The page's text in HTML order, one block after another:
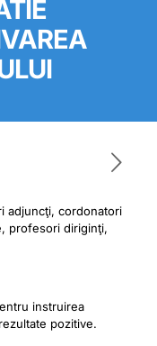
adjuncţi, cordonatori
profesori diriginţi,
instruirea
pozitive.